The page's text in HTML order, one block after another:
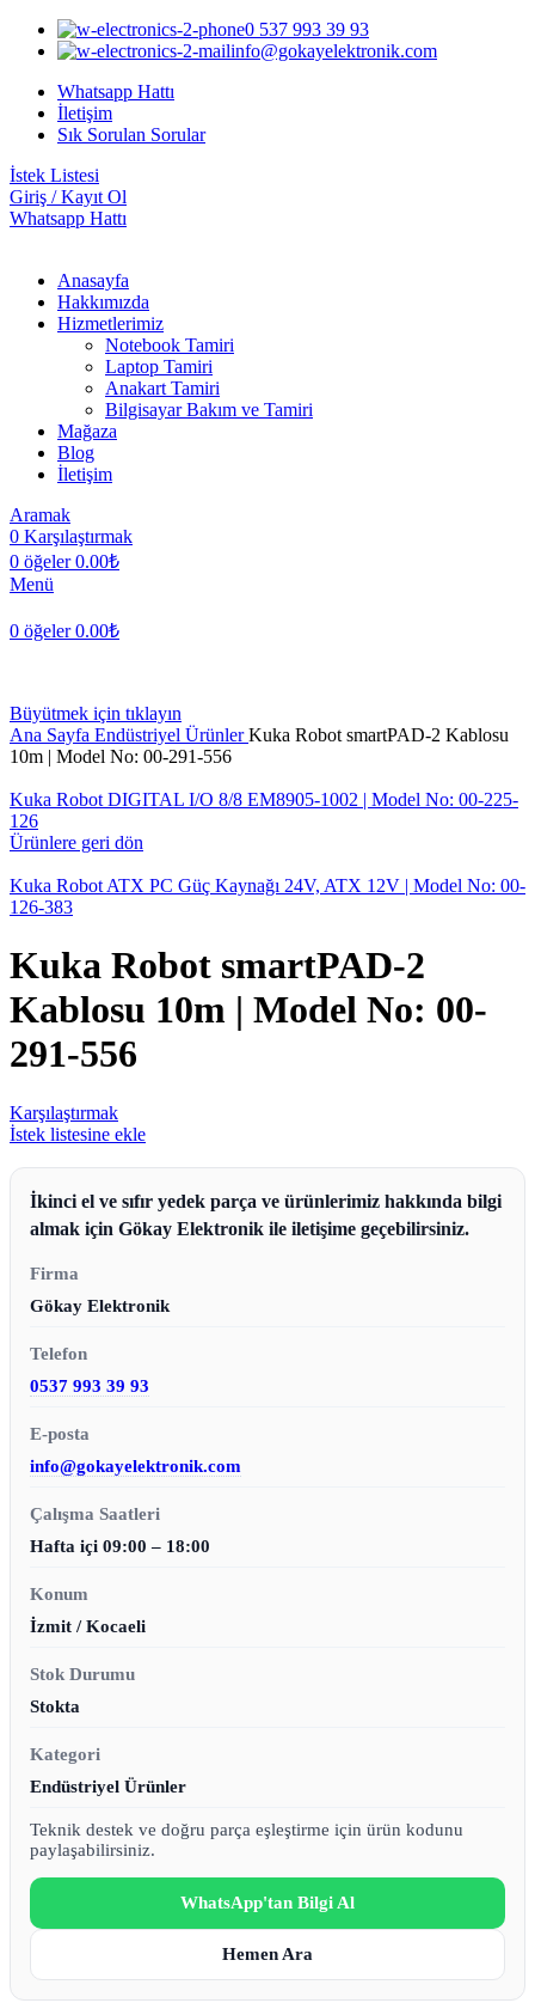
0 537 993 39 93
info@gokayelektronik.com
Whatsapp Hattı
İletişim
Sık Sorulan Sorular
İstek Listesi
Giriş / Kayıt Ol
Whatsapp Hattı
Anasayfa
Hakkımızda
Hizmetlerimiz
Notebook Tamiri
Laptop Tamiri
Anakart Tamiri
Bilgisayar Bakım ve Tamiri
Mağaza
Blog
İletişim
Aramak
0 Karşılaştırmak
0 öğeler 0.00₺
Menü
0 öğeler 0.00₺
Büyütmek için tıklayın
Ana Sayfa Endüstriyel ÜrünlerKuka Robot smartPAD-2 Kablosu
10m | Model No: 00-291-556
Kuka Robot DIGITAL I/O 8/8 EM8905-1002 | Model No: 00-225-
126
Ürünlere geri dön
Kuka Robot ATX PC Güç Kaynağı 24V, ATX 12V | Model No: 00-
126-383
Kuka Robot smartPAD-2
Kablosu 10m | Model No: 00-
291-556
Karşılaştırmak
İstek listesine ekle
İkinci el ve sıfır yedek parça ve ürünlerimiz hakkında bilgi
almak için Gökay Elektronik ile iletişime geçebilirsiniz.
Firma
Gökay Elektronik
Telefon
0537 993 39 93
E-posta
info@gokayelektronik.com
Çalışma Saatleri
Hafta içi 09:00 – 18:00
Konum
İzmit / Kocaeli
Stok Durumu
Stokta
Kategori
Endüstriyel Ürünler
Teknik destek ve doğru parça eşleştirme için ürün kodunu
paylaşabilirsiniz.
WhatsApp'tan Bilgi Al
Hemen Ara